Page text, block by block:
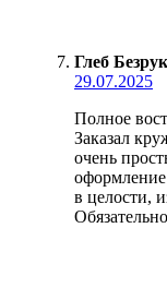
Глеб
29.07.2025
Полное
Заказал
очень
в целости,